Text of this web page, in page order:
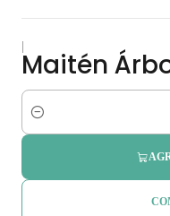
Maitén
Cantidad